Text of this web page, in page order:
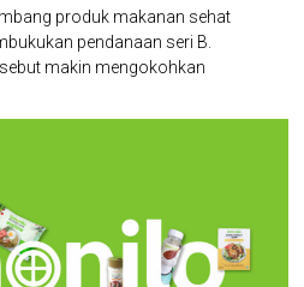
produk makanan sehat
pendanaan seri B.
makin mengokohkan